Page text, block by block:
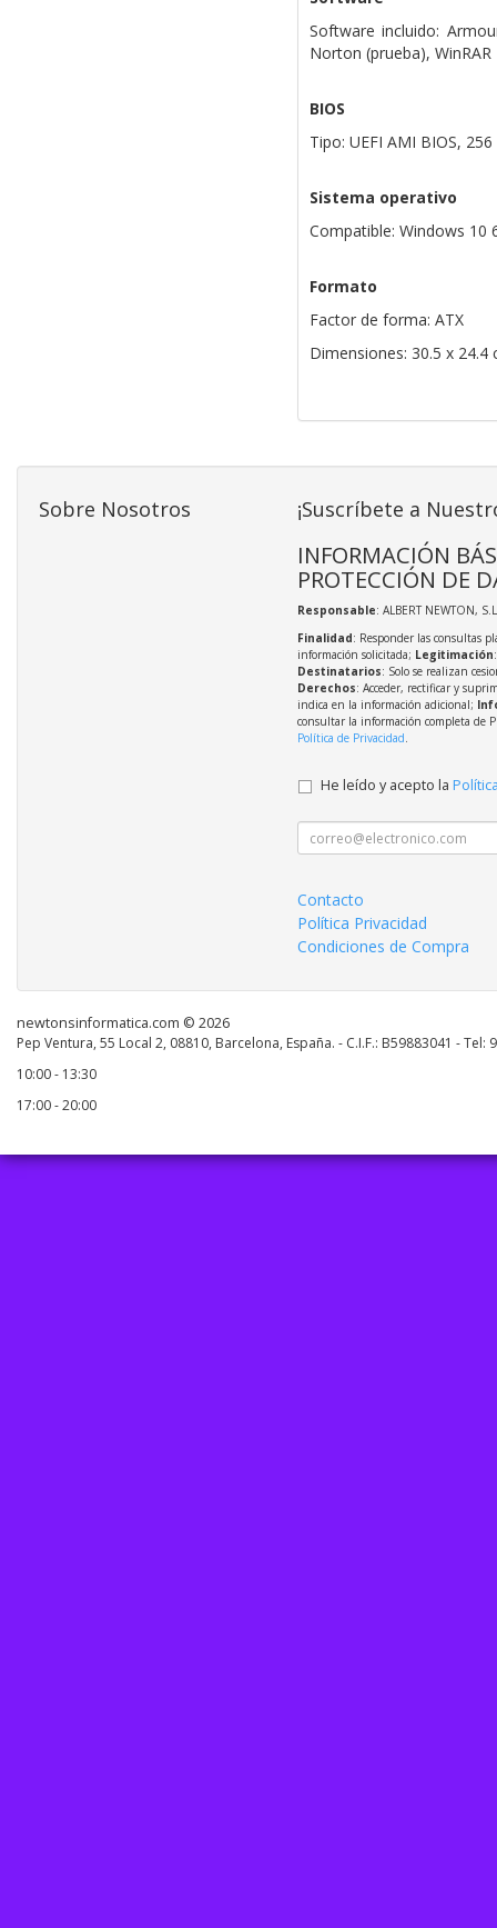
Software incluido:
Norton (prueba), WinRAR
BIOS
Tipo: UEFI AMI BIOS,
Sistema operativo
Compatible: Windows 10
Formato
Factor de forma: ATX
Dimensiones: 30.5 x 24.4
Sobre Nosotros ¡Suscríbete a
INFORMACIÓN
PROTECCIÓN DE
Responsable: ALBERT NEWTON,
Finalidad: Responder las consultas
información solicitada; Legitimación
Destinatarios: Solo se realizan
Derechos: Acceder, rectificar y
indica en la información adicional;
consultar la información completa de
Política de Privacidad.
He leído y acepto la
Contacto
Política Privacidad
Condiciones de Compra
newtonsinformatica.com © 2026
Pep Ventura, 55 Local 2, 08810, Barcelona, España. - C.I.F.: B59883041 - Tel:
10:00 - 13:30
17:00 - 20:00